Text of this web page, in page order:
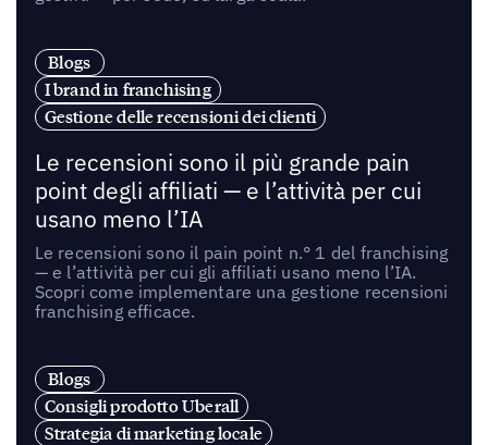
Blogs
I brand in franchising
Gestione delle recensioni dei clienti
Le recensioni sono il più grande pain
point degli affiliati — e l’attività per cui
usano meno l’IA
Le recensioni sono il pain point n.° 1 del franchising
— e l’attività per cui gli affiliati usano meno l’IA.
Scopri come implementare una gestione recensioni
franchising efficace.
Blogs
Consigli prodotto Uberall
Strategia di marketing locale